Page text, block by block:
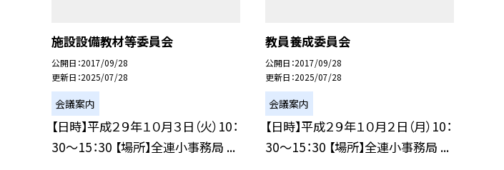
施設設備教材等委員会
公開日 2017/09/28
更新日 2025/07/28
会議案内
【日時】平成２９年１０月３日（火）10：
30〜15：30 【場所】全連小事務局 ...
教員養成委員会
公開日 2017/09/28
更新日 2025/07/28
会議案内
【日時】平成２９年１０月２日（月）10：
30〜15：30 【場所】全連小事務局 ...